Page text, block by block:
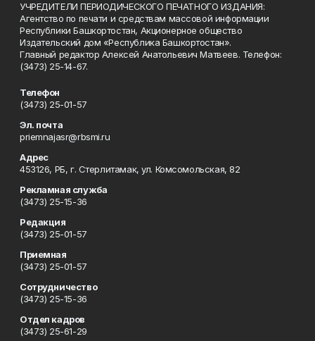
УЧРЕДИТЕЛИ ПЕРИОДИЧЕСКОГО ПЕЧАТНОГО ИЗДАНИЯ:
Агентство по печати и средствам массовой информации
Республики Башкортостан, Акционерное общество
Издательский дом «Республика Башкортостан».
Главный редактор Алексей Анатольевич Матвеев. Телефон:
(3473) 25-14-67.
Телефон
(3473) 25-01-57
Эл. почта
priemnajasr@rbsmi.ru
Адрес
453126, РБ, г. Стерлитамак, ул. Комсомольская, 82
Рекламная служба
(3473) 25-15-36
Редакция
(3473) 25-01-57
Приемная
(3473) 25-01-57
Сотрудничество
(3473) 25-15-36
Отдел кадров
(3473) 25-61-29